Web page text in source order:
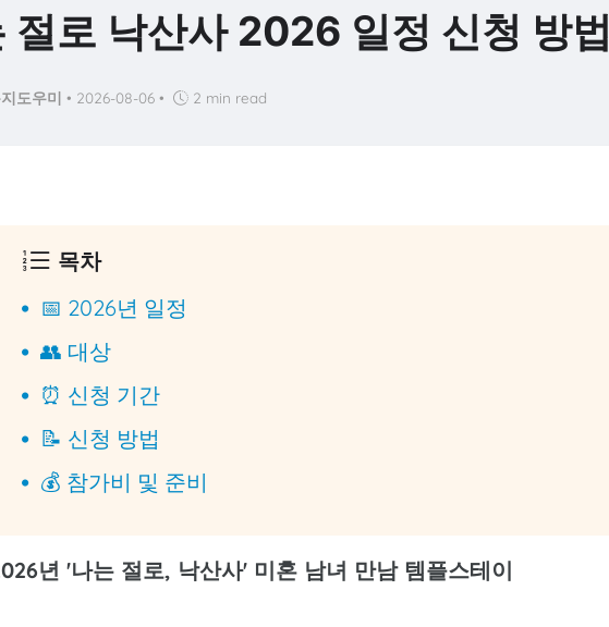
절로 낙산사 2026 일정 신청 방법
도우미 • 2026-08-06 • 2 min read
목차
📅 2026년 일정
👥 대상
⏰ 신청 기간
📝 신청 방법
💰 참가비 및 준비
년 '나는 절로, 낙산사' 미혼 남녀 만남 템플스테이